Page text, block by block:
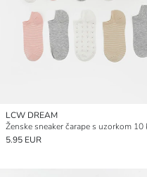
LCW DREAM
Ženske sneaker čarape s uzorkom 10
5.95 EUR